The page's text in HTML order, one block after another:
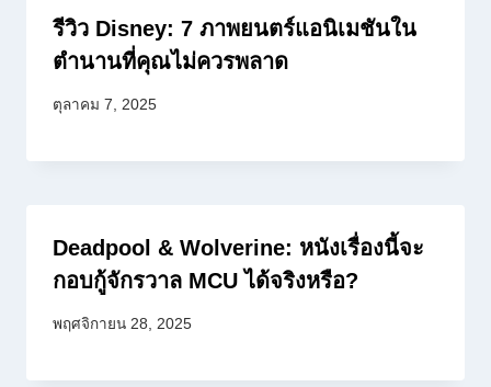
รีวิว Disney: 7 ภาพยนตร์แอนิเมชันใน
ตำนานที่คุณไม่ควรพลาด
ตุลาคม 7, 2025
Deadpool & Wolverine: หนังเรื่องนี้จะ
กอบกู้จักรวาล MCU ได้จริงหรือ?
พฤศจิกายน 28, 2025